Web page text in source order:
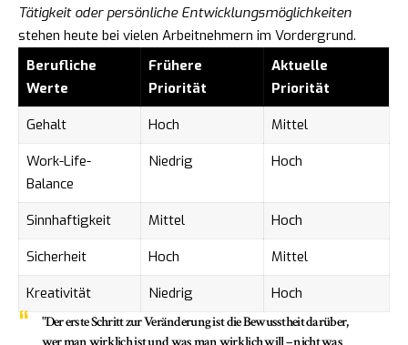
Tätigkeit oder persönliche Entwicklungsmöglichkeiten
stehen heute bei vielen Arbeitnehmern im Vordergrund.
Berufliche
Werte
Frühere
Priorität
Aktuelle
Priorität
Gehalt
Hoch
Mittel
Work-Life-
Balance
Niedrig Hoch
Sinnhaftigkeit Mittel
Hoch
Sicherheit
Hoch
Mittel
Kreativität
Niedrig Hoch
"Der erste Schritt zur Veränderung ist die Bewusstheit darüber,